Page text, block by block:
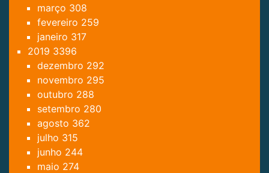
março 308
fevereiro 259
janeiro 317
2019 3396
dezembro 292
novembro 295
outubro 288
setembro 280
agosto 362
julho 315
junho 244
maio 274